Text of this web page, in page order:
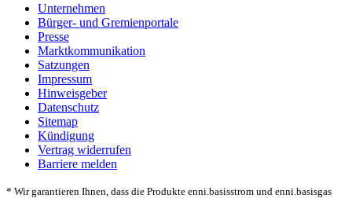
Unternehmen
Bürger- und Gremienportale
Presse
Marktkommunikation
Satzungen
Impressum
Hinweisgeber
Datenschutz
Sitemap
Kündigung
Vertrag widerrufen
Barriere melden
* Wir garantieren Ihnen, dass die Produkte enni.basisstrom und enni.basisgas